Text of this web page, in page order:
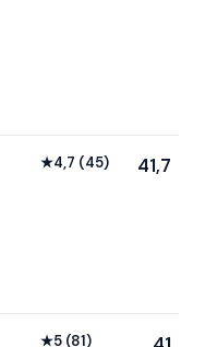
★4,7 (45) 41,7
★5 (81)